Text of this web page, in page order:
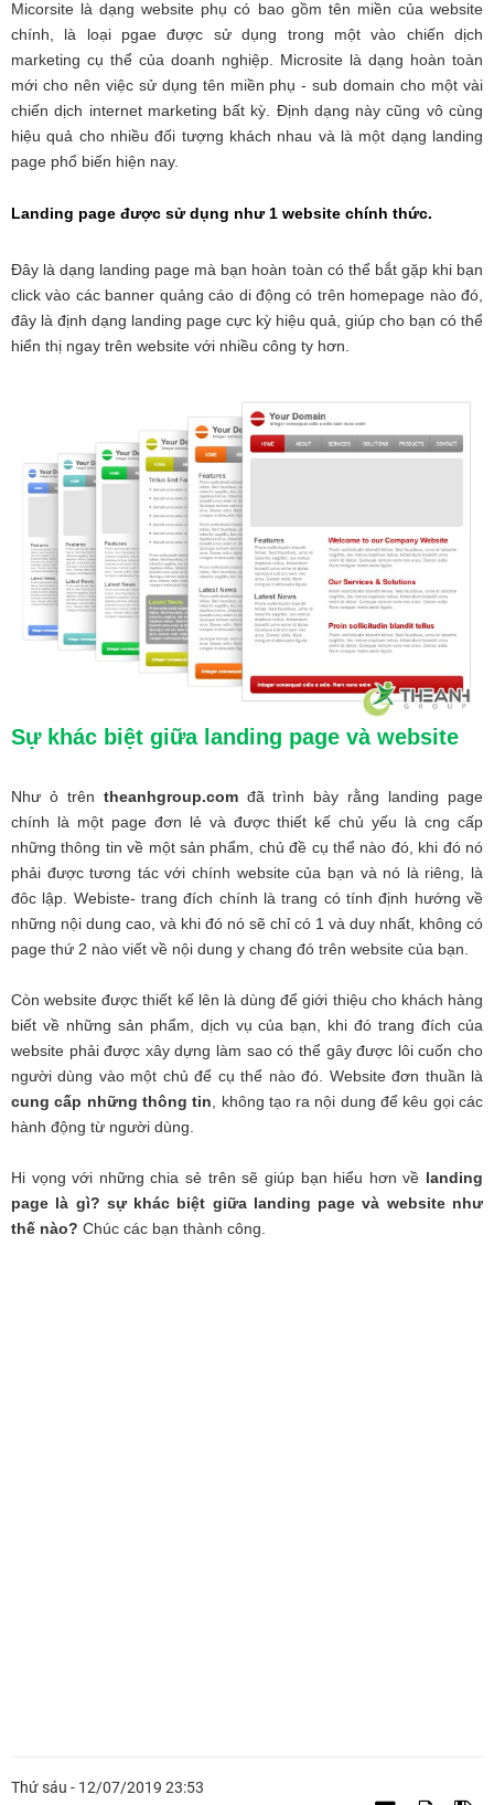
Micorsite là dạng website phụ có bao gồm tên miền của website
chính, là loại pgae được sử dụng trong một vào chiến dịch
marketing cụ thể của doanh nghiệp. Microsite là dạng hoàn toàn
mới cho nên việc sử dụng tên miền phụ - sub domain cho một vài
chiến dịch internet marketing bất kỳ. Định dạng này cũng vô cùng
hiệu quả cho nhiều đối tượng khách nhau và là một dạng landing
page phổ biến hiện nay.
Landing page được sử dụng như 1 website chính thức.
Đây là dạng landing page mà bạn hoàn toàn có thể bắt gặp khi bạn
click vào các banner quảng cáo di động có trên homepage nào đó,
đây là định dạng landing page cực kỳ hiệu quả, giúp cho bạn có thể
hiển thị ngay trên website với nhiều công ty hơn.
Sự khác biệt giữa landing page và website
Như ỏ trên theanhgroup.com đã trình bày rằng landing page
chính là một page đơn lẻ và được thiết kế chủ yếu là cng cấp
những thông tin về một sản phẩm, chủ đề cụ thể nào đó, khi đó nó
phải được tương tác với chính website của bạn và nó là riêng, là
đôc lập. Webiste- trang đích chính là trang có tính định hướng về
những nội dung cao, và khi đó nó sẽ chỉ có 1 và duy nhất, không có
page thứ 2 nào viết về nội dung y chang đó trên website của bạn.
Còn website được thiết kế lên là dùng để giới thiệu cho khách hàng
biết về những sản phẩm, dịch vụ của bạn, khi đó trang đích của
website phải được xây dựng làm sao có thể gây được lôi cuốn cho
người dùng vào một chủ để cụ thể nào đó. Website đơn thuần là
cung cấp những thông tin , không tạo ra nội dung để kêu gọi các
hành động từ người dùng.
Hi vọng với những chia sẻ trên sẽ giúp bạn hiểu hơn về landing
page là gì? sự khác biệt giữa landing page và website như
thế nào? Chúc các bạn thành công.
Thứ sáu - 12/07/2019 23:53